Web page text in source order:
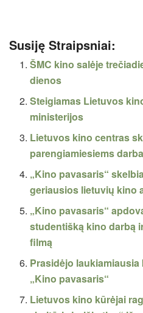
Susiję Straipsniai:
ŠMC kino salėje
dienos
Steigiamas Lietuvos
ministerijos
Lietuvos kino centras
parengiamiesiems
„Kino pavasaris“
geriausios lietuvių kino
„Kino pavasaris“
studentišką kino darbą
filmą
Prasidėjo
„Kino pavasaris“
Lietuvos kino kūrėjai